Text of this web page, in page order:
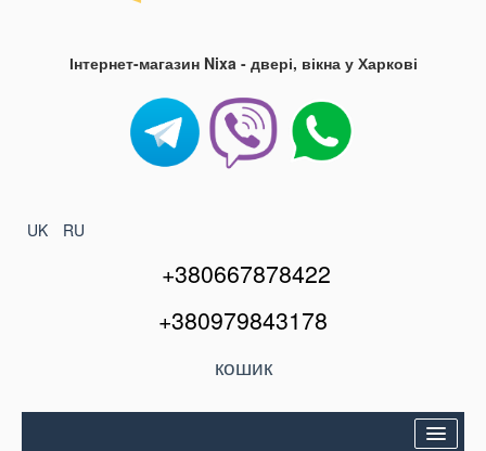
Інтернет-магазин Nixa - двері, вікна у Харкові
UK RU
+380667878422
+380979843178
кошик